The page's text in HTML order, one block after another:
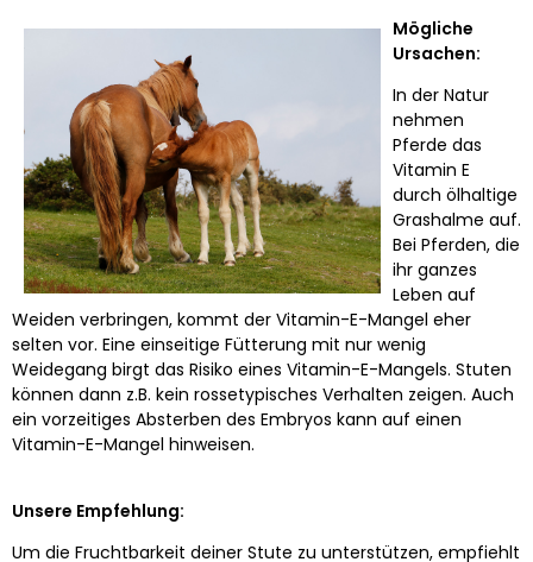
Mögliche
Ursachen:
In der Natur
nehmen
Pferde das
Vitamin E
durch ölhaltige
Grashalme auf.
Bei Pferden, die
ihr ganzes
Leben auf
Weiden verbringen, kommt der Vitamin-E-Mangel eher
selten vor. Eine einseitige Fütterung mit nur wenig
Weidegang birgt das Risiko eines Vitamin-E-Mangels. Stuten
können dann z.B. kein rossetypisches Verhalten zeigen. Auch
ein vorzeitiges Absterben des Embryos kann auf einen
Vitamin-E-Mangel hinweisen.
Unsere Empfehlung:
Um die Fruchtbarkeit deiner Stute zu unterstützen, empfiehlt